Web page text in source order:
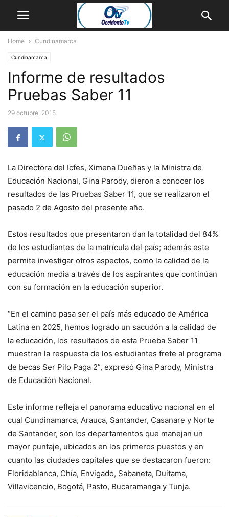
Home Cundinamarca
Cundinamarca
Informe de resultados
Pruebas Saber 11
29 octubre, 2015
La Directora del Icfes, Ximena Dueñas y la Ministra de
Educación Nacional, Gina Parody, dieron a conocer los
resultados de las Pruebas Saber 11, que se realizaron el
pasado 2 de Agosto del presente año.
Estos resultados que presentaron dan la totalidad del 84%
de los estudiantes de la matrícula del país; además este
permite investigar otros aspectos, como la calidad de la
educación media a través de los aspirantes que continúan
con su formación en la educación superior.
“En el camino pasa ser el país más educado de América
Latina en 2025, hemos logrado un sacudón a la calidad de
la educación, los resultados de esta Prueba Saber 11
muestran la respuesta de los estudiantes frete al programa
de becas Ser Pilo Paga 2”, expresó Gina Parody, Ministra
de Educación Nacional.
Este informe refleja el panorama educativo nacional en el
cual Cundinamarca, Arauca, Santander, Casanare y Norte
de Santander, son los departamentos que manejan un
mayor puntaje, ubicados en los primeros puestos y en
cuanto las ciudades capitales que se destacaron fueron:
Floridablanca, Chía, Envigado, Sabaneta, Duitama,
Villavicencio, Bogotá, Pasto, Bucaramanga y Tunja.